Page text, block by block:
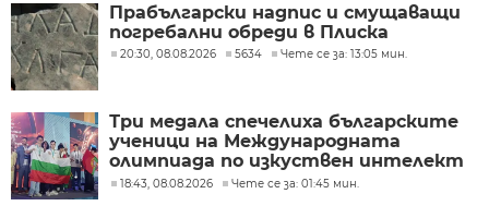
Прабългарски надпис и смущаващи
погребални обреди в Плиска
20:30, 08.08.2026 5634 Чете се за: 13:05 мин.
Три медала спечелиха българските
ученици на Международната
олимпиада по изкуствен интелект
в Казахстан
18:43, 08.08.2026 Чете се за: 01:45 мин.